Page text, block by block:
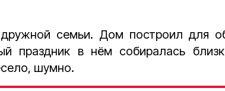
семьи. Дом построил для
праздник в нём собиралась
шумно.